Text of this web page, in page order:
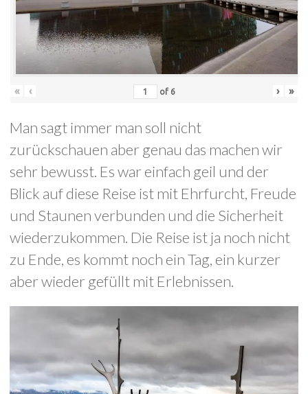
« ‹ of 6 › »
Man sagt immer man soll nicht
zurückschauen aber genau das machen wir
sehr bewusst. Es war einfach geil und der
Blick auf diese Reise ist mit Ehrfurcht, Freude
und Staunen verbunden und die Sicherheit
wiederzukommen. Die Reise ist ja noch nicht
zu Ende, es kommt noch ein Tag, ein kurzer
aber wieder gefüllt mit Erlebnissen.